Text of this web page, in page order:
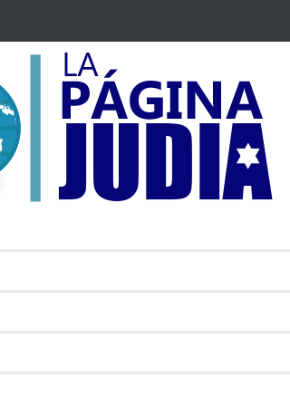
arremeten contra el
de Irán
toda Europa